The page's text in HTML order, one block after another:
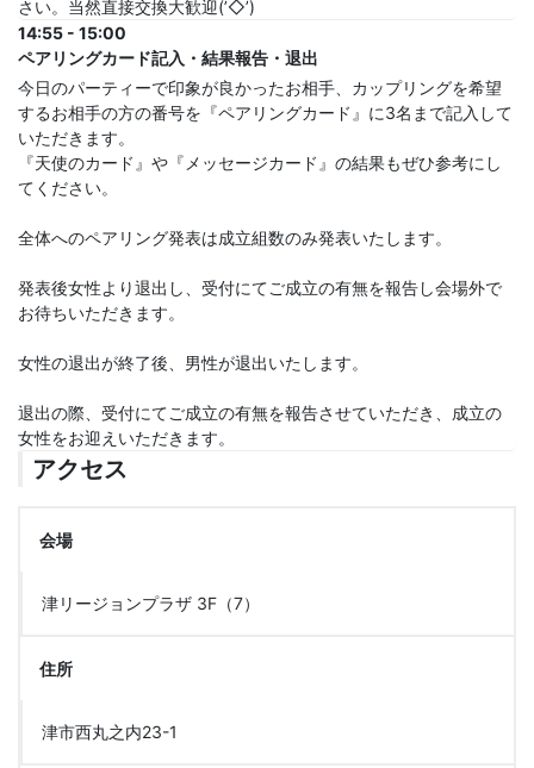
さい。当然直接交換大歓迎(’◇’)ゞ
14:55 - 15:00
ペアリングカード記入・結果報告・退出
今日のパーティーで印象が良かったお相手、カップリングを希望
するお相手の方の番号を『ペアリングカード』に3名まで記入して
いただきます。
『天使のカード』や『メッセージカード』の結果もぜひ参考にし
てください。
全体へのペアリング発表は成立組数のみ発表いたします。
発表後女性より退出し、受付にてご成立の有無を報告し会場外で
お待ちいただきます。
女性の退出が終了後、男性が退出いたします。
退出の際、受付にてご成立の有無を報告させていただき、成立の
女性をお迎えいただきます。
アクセス
会場
津リージョンプラザ 3F（7）
住所
津市西丸之内23-1